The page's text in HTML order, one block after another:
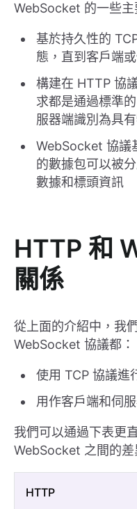
WebSocket 的一些主
基於持久性的
態，直到客戶端
構建在 HTTP 協
求都是通過標準
服器端識別為具
WebSocket 協議
的數據包可以被
數據和標頭資訊
HTTP 和
關係
從上面的介紹中，我
WebSocket 協議都：
使用 TCP 協議進
用作客戶端和伺
我們可以通過下表更
WebSocket 之間的差
HTTP